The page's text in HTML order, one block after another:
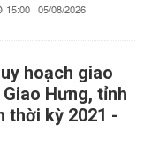
15:00 | 05/08/2026
hoạch giao
Hưng, tỉnh
thời kỳ 2021 -